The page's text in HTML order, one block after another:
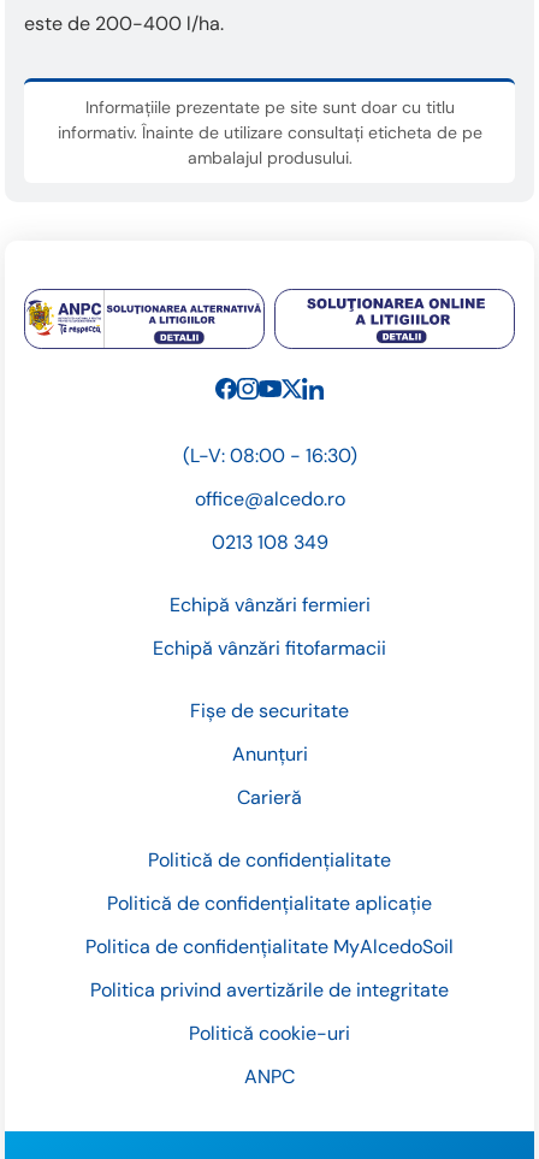
este de 200-400 l/ha.
Informațiile prezentate pe site sunt doar cu titlu
informativ. Înainte de utilizare consultați eticheta de pe
ambalajul produsului.
Fișe de securitate
Anunțuri
Carieră
Politică de confidențialitate
Politică de confidențialitate aplicație
Politica de confidențialitate MyAlcedoSoil
Politica privind avertizările de integritate
Politică cookie-uri
ANPC
(L-V: 08:00 - 16:30)
office@alcedo.ro
0213 108 349
Echipă vânzări fermieri
Echipă vânzări fitofarmacii